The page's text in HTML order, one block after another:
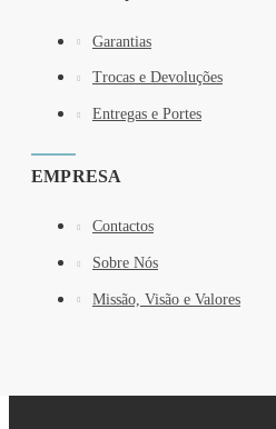
Garantias
Trocas e Devoluções
Entregas e Portes
EMPRESA
Contactos
Sobre Nós
Missão, Visão e Valores